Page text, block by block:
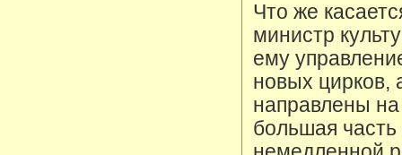
Что же
министр
ему
новых цирков,
направлены
большая